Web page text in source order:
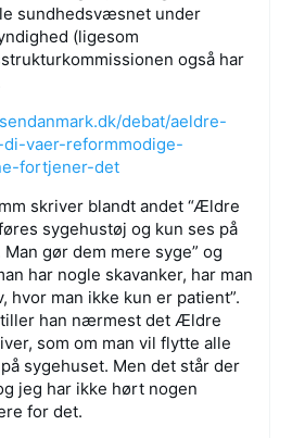
sundhedsvæsnet under
(ligesom
også har
debat/aeldre-
vaer-reformmodige-
fortjener-det
skriver blandt andet “Ældre
sygehustøj og kun ses på
Man gør dem mere syge” og
har nogle skavanker, har man
hvor man ikke kun er patient”.
han nærmest det Ældre
som om man vil flytte alle
sygehuset. Men det står der
jeg har ikke hørt nogen
for det.